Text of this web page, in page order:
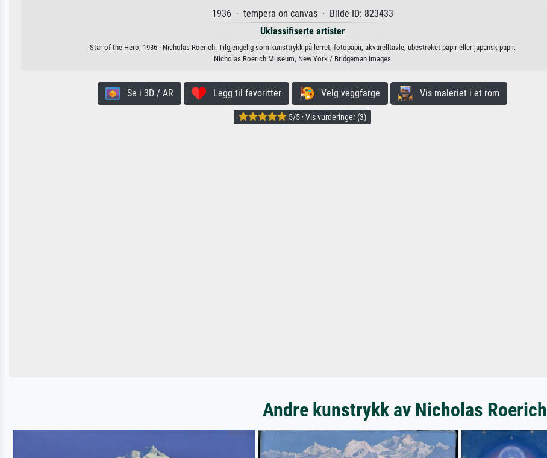
1936 · tempera on canvas · Bilde ID: 823433
Uklassifiserte artister
Star of the Hero, 1936 · Nicholas Roerich. Tilgjengelig som kunsttrykk på lerret, fotopapir, akvarelltavle, ubestrøket papir eller japansk papir.
Nicholas Roerich Museum, New York / Bridgeman Images
Se i 3D / AR Legg til favoritter Velg veggfarge Vis maleriet i et rom
5/5 · Vis vurderinger (3)
Andre kunstrykk av Nicholas Roerich